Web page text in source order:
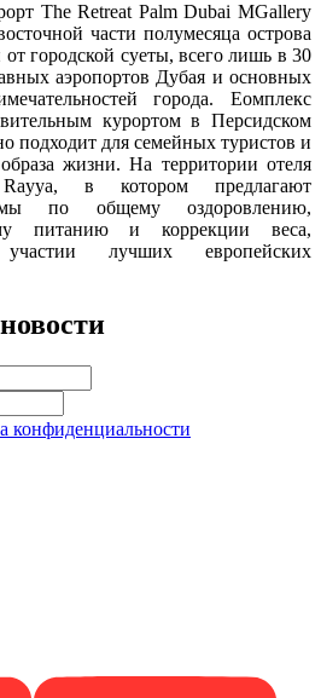
The Retreat Palm Dubai MGallery
части полумесяца острова
городской суеты, всего лишь в 30
аэропортов Дубая и основных
города. Еомплекс
курортом в Персидском
подходит для семейных туристов и
жизни. На территории отеля
Rayya, в котором предлагают
по общему оздоровлению,
питанию и коррекции веса,
лучших европейских
конфиденциальности